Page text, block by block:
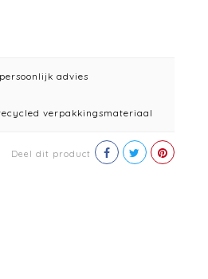
advies
verpakkingsmateriaal
Deel dit product